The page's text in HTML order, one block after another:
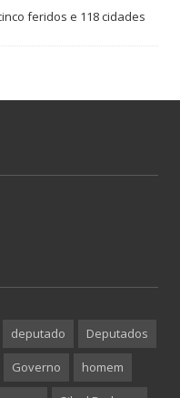
feridos e 118 cidades
deputado Deputados
Governo homem